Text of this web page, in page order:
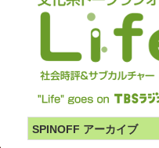
SPINOFF アーカイブ